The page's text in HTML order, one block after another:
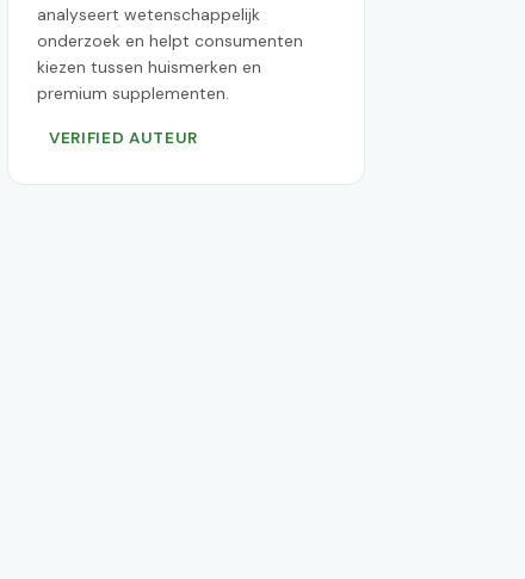
analyseert wetenschappelijk
onderzoek en helpt consumenten
kiezen tussen huismerken en
premium supplementen.
VERIFIED AUTEUR